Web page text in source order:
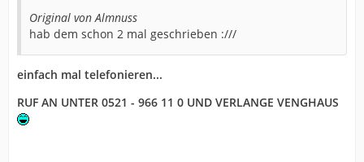
Original von Almnuss
hab dem schon 2 mal geschrieben :///
einfach mal telefonieren...
RUF AN UNTER 0521 - 966 11 0 UND VERLANGE VENGHAUS